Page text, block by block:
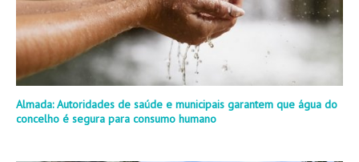
Almada: Autoridades de saúde e municipais garantem que água do
concelho é segura para consumo humano